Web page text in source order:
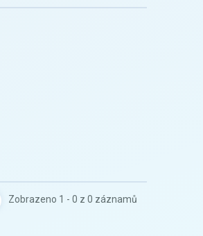
Zobrazeno 1 - 0 z 0 záznamů